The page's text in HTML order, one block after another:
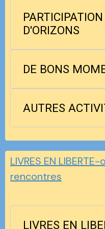
D'ORIZONS
DE BONS
AUTRES
LIVRES EN
rencontres
LIVRES EN